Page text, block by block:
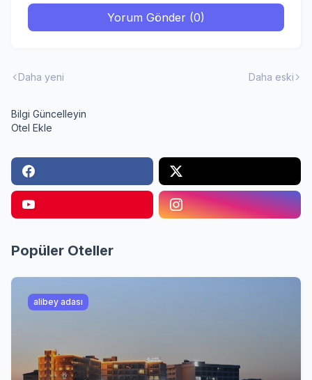
Yorum Gönder (0)
Daha yeni Daha eski
Bilgi Güncelleyin
Otel Ekle
Popüler Oteller
alibey adası